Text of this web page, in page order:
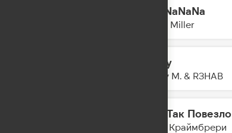
Hey NaNaNa
Misha Miller
Sunny
Boney M. & R3HAB
Мне Так Повезло
Мари Краймбрери